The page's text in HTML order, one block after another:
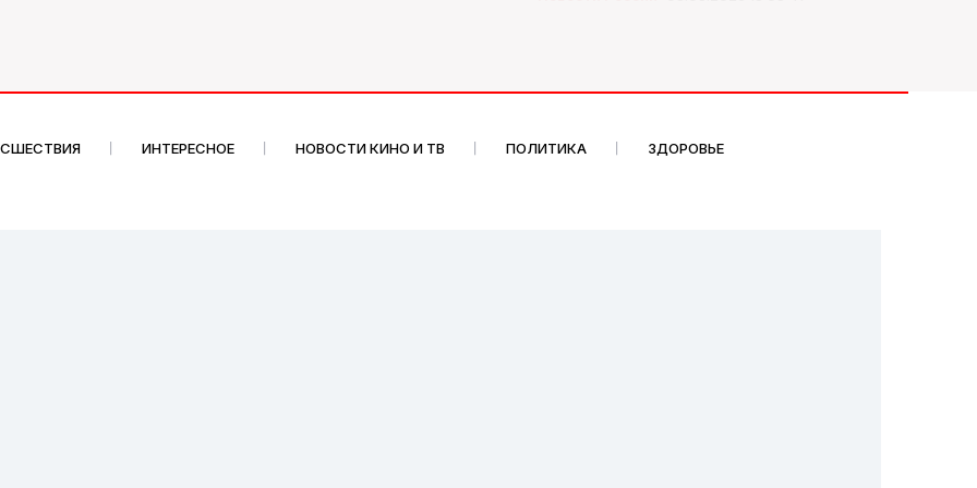
ИНТЕРЕСНОЕ НОВОСТИ КИНО И ТВ ПОЛИТИКА ЗДОРОВЬЕ